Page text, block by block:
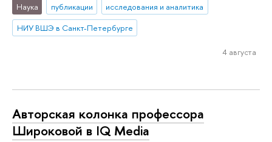
Наука публикации
исследования и аналитика
НИУ ВШЭ в Санкт-Петербурге
4 августа
Авторская колонка профессора
Широковой в IQ Media